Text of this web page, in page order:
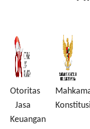
Otoritas
Jasa
Keuangan
Konstitusi